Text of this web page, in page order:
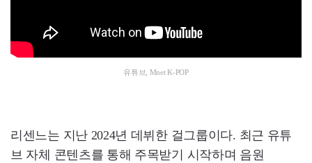
유튜브, Mnet K-POP
리센느는 지난 2024년 데뷔한 걸그룹이다. 최근 유튜
브 자체 콘텐츠를 통해 주목받기 시작하며 음원